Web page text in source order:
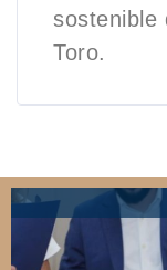
sostenible
Toro.